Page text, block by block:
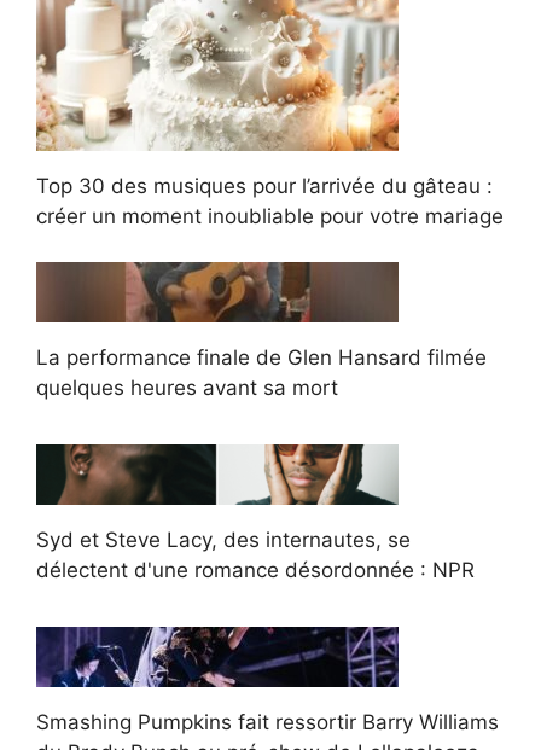
Top 30 des musiques pour l’arrivée du gâteau :
créer un moment inoubliable pour votre mariage
La performance finale de Glen Hansard filmée
quelques heures avant sa mort
Syd et Steve Lacy, des internautes, se
délectent d'une romance désordonnée : NPR
Smashing Pumpkins fait ressortir Barry Williams